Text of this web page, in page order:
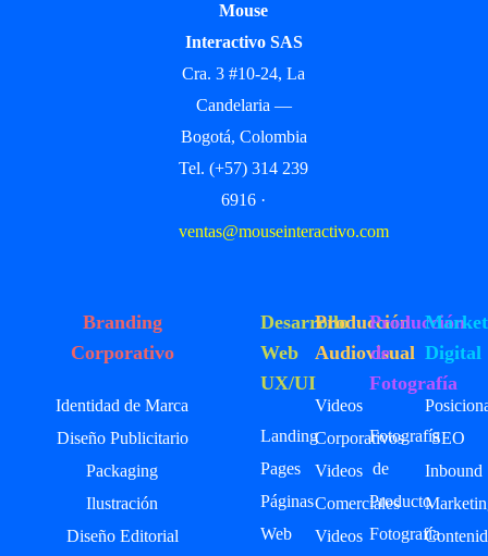
Mouse
Interactivo SAS
Cra. 3 #10-24, La
Candelaria —
Bogotá, Colombia
Tel. (+57) 314 239
6916 ·
ventas@mouseinteractivo.com
Branding
Corporativo
Identidad de Marca
Diseño Publicitario
Packaging
Ilustración
Diseño Editorial
Desarrollo
Web
UX/UI
Landing
Pages
Páginas
Web
Producción
Audiovisual
Videos
Corporativos
Videos
Comerciales
Videos
Producción
de
Fotografía
Fotografía
de
Producto
Fotografía
Digital
SEO
Inbound